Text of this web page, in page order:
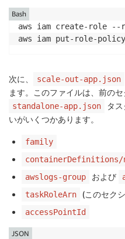
aws iam create-role
aws iam put-role-
Bash
次に、 scale-out-app.json
ます。このファイルは、前の
standalone-app.json
タ
いがいくつかあります。
family
containerDefinitions/
awslogs-group
および
taskRoleArn
(このセク
accessPointId
JSON